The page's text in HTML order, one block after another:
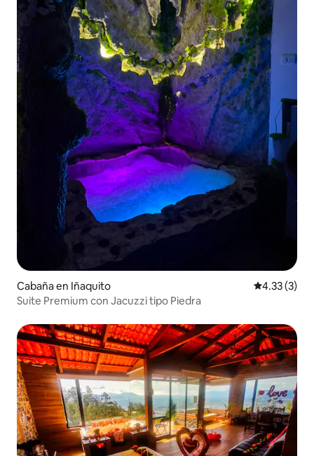
Cabaña en Iñaquito Calificación
4.33 (3)
Suite Premium con Jacuzzi tipo Piedra